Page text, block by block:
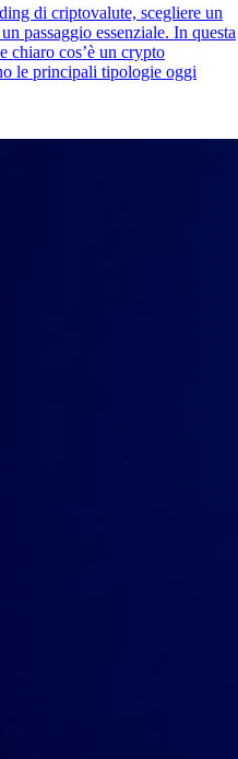
di criptovalute, scegliere un
passaggio essenziale. In questa
chiaro cos’è un crypto
le principali tipologie oggi